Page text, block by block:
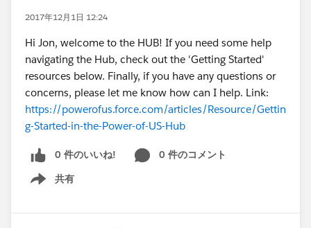
2017年12月1日 12:24
Hi Jon, welcome to the HUB! If you need some help
navigating the Hub, check out the 'Getting Started'
resources below. Finally, if you have any questions or
concerns, please let me know how can I help. Link:
https://powerofus.force.com/articles/Resource/Gettin
g-Started-in-the-Power-of-US-Hub
0 件のいいね!
0 件のコメント
共有
Show menu